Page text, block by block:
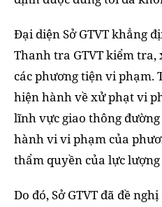
Đại diện Sở GTVT khẳng
Thanh tra GTVT kiểm
các phương tiện vi phạm.
hiện hành về xử phạt vi
lĩnh vực giao thông
hành vi vi phạm của
thẩm quyền của lực lượng
Do đó, Sở GTVT đã đề